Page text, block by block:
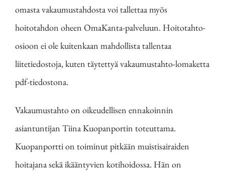
omasta vakaumustahdosta voi tallettaa myös
hoitotahdon oheen OmaKanta-palveluun. Hoitotahto-
osioon ei ole kuitenkaan mahdollista tallentaa
liitetiedostoja, kuten täytettyä vakaumustahto-lomaketta
pdf-tiedostona.
Vakaumustahto on oikeudellisen ennakoinnin
asiantuntijan Tiina Kuopanportin toteuttama.
Kuopanportti on toiminut pitkään muistisairaiden
hoitajana sekä ikääntyvien kotihoidossa. Hän on